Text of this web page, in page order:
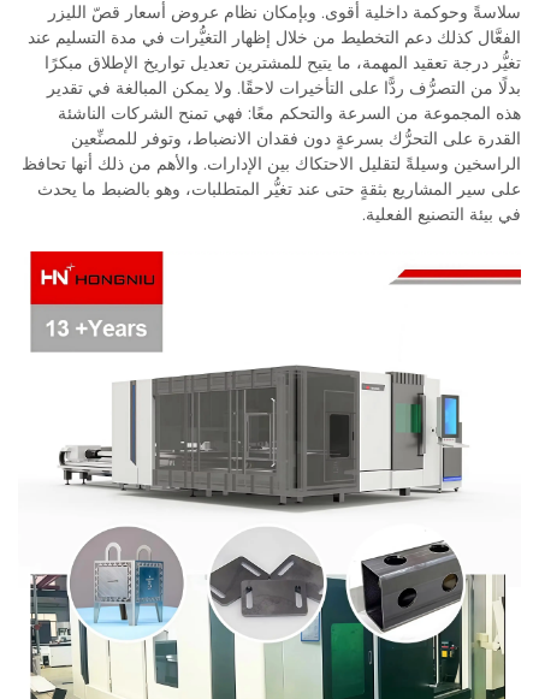
سلاسةً وحوكمة داخلية أقوى. وبإمكان نظام عروض أسعار قصّ الليزر
الفعَّال كذلك دعم التخطيط من خلال إظهار التغيُّرات في مدة التسليم عند
تغيُّر درجة تعقيد المهمة، ما يتيح للمشترين تعديل تواريخ الإطلاق مبكرًا
بدلًا من التصرُّف ردًّا على التأخيرات لاحقًا. ولا يمكن المبالغة في تقدير
هذه المجموعة من السرعة والتحكم معًا: فهي تمنح الشركات الناشئة
القدرة على التحرُّك بسرعةٍ دون فقدان الانضباط، وتوفر للمصنِّعين
الراسخين وسيلةً لتقليل الاحتكاك بين الإدارات. والأهم من ذلك أنها تحافظ
على سير المشاريع بثقةٍ حتى عند تغيُّر المتطلبات، وهو بالضبط ما يحدث
في بيئة التصنيع الفعلية.